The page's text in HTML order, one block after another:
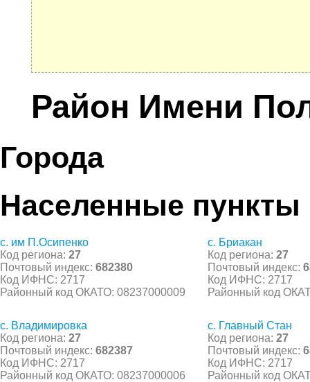
Район Имени
Города
Населенные пункты
с. им П.Осипенко
Код региона: 27
Почтовый индекс: 682380
Код ИФНС: 2717
Районный код ОКАТО: 08237000009
с. Бриакан
Код региона: 27
Почтовый индекс:
Код ИФНС: 2717
Районный код
с. Владимировка
Код региона: 27
Почтовый индекс: 682387
Код ИФНС: 2717
Районный код ОКАТО: 08237000006
с. Главный Стан
Код региона: 27
Почтовый индекс:
Код ИФНС: 2717
Районный код